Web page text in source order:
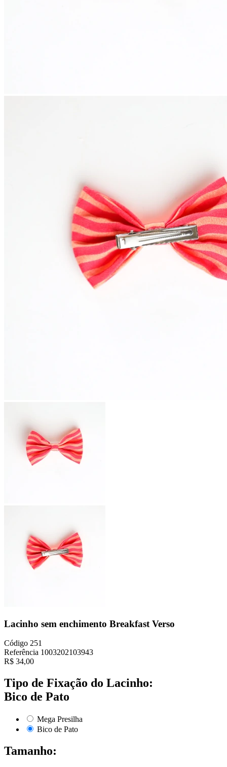
Lacinho sem enchimento Breakfast Verso
Código 251
Referência 1003202103943
R$ 34,00
Tipo de Fixação do Lacinho:
Bico de Pato
Mega Presilha
Bico de Pato
Tamanho: